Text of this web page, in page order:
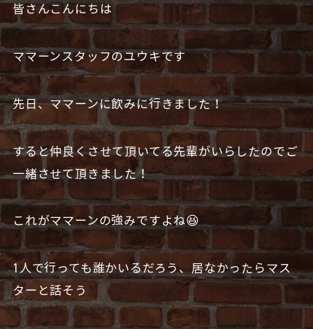
皆さんこんにちは
ママーンスタッフのユウキです
先日、ママーンに飲みに行きました！
すると仲良くさせて頂いてる先輩がいらしたのでご
一緒させて頂きました！
これがママーンの強みですよね😆
1人で行っても誰かいるだろう、居なかったらマス
ターと話そう